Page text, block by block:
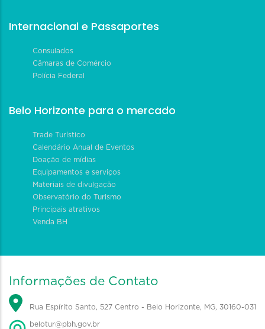
Internacional e Passaportes
Consulados
Câmaras de Comércio
Polícia Federal
Belo Horizonte para o mercado
Trade Turístico
Calendário Anual de Eventos
Doação de mídias
Equipamentos e serviços
Materiais de divulgação
Observatório do Turismo
Principais atrativos
Venda BH
Informações de Contato
Rua Espírito Santo, 527 Centro - Belo Horizonte, MG, 30160-031
belotur@pbh.gov.br